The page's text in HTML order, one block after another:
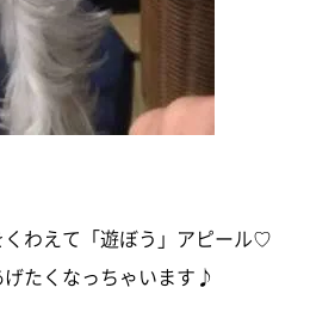
わえて「遊ぼう」アピール♡
たくなっちゃいます♪